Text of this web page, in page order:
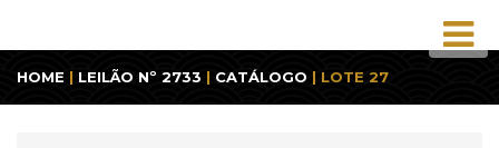
HOME | LEILÃO Nº 2733 | CATÁLOGO | LOTE 27